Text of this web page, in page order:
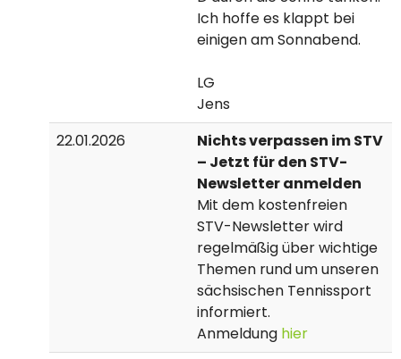
Ich hoffe es klappt bei
einigen am Sonnabend.
LG
Jens
22.01.2026
Nichts verpassen im STV
– Jetzt für den STV-
Newsletter anmelden
Mit dem kostenfreien
STV-Newsletter wird
regelmäßig über wichtige
Themen rund um unseren
sächsischen Tennissport
informiert.
Anmeldung hier